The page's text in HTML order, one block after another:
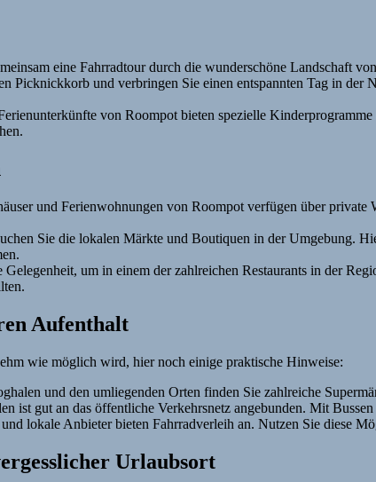
eine Fahrradtour durch die wunderschöne Landschaft
Picknickkorb und verbringen Sie einen entspannten Tag in
von Roompot bieten spezielle
und Ferienwohnungen von Roompot verfügen über
Sie die lokalen Märkte und Boutiquen in der Umgebung.
Gelegenheit, um in einem der zahlreichen Restaurants in der
Aufenthalt
wie möglich wird, hier noch einige praktische Hinweise:
und den umliegenden Orten finden Sie zahlreiche
ist gut an das öffentliche Verkehrsnetz angebunden. Mit
lokale Anbieter bieten Fahrradverleih an. Nutzen Sie diese
Urlaubsort